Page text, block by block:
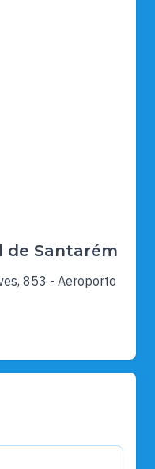
de Santarém
853 - Aeroporto